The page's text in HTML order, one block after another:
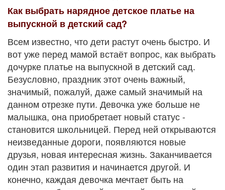
Как выбрать нарядное детское платье на
выпускной в детский сад?
Всем известно, что дети растут очень быстро. И
вот уже перед мамой встаёт вопрос, как выбрать
дочурке платье на выпускной в детский сад.
Безусловно, праздник этот очень важный,
значимый, пожалуй, даже самый значимый на
данном отрезке пути. Девочка уже больше не
малышка, она приобретает новый статус -
становится школьницей. Перед ней открываются
неизведанные дороги, появляются новые
друзья, новая интересная жизнь. Заканчивается
один этап развития и начинается другой. И
конечно, каждая девочка мечтает быть на